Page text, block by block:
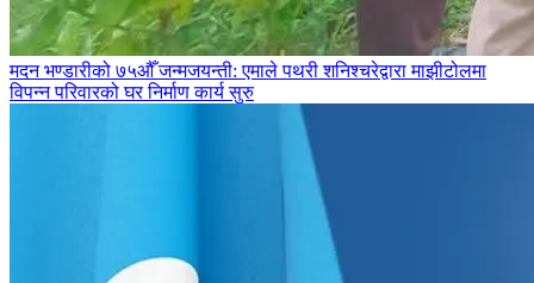
मदन भण्डारीको ७५औँ जन्मजयन्ती: एमाले पथरी शनिश्चरेद्वारा माझीटोलमा
विपन्न परिवारको घर निर्माण कार्य सुरु